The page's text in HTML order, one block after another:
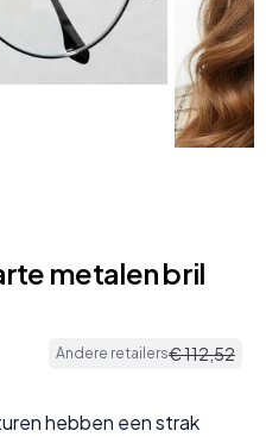
metalen bril
Andere retailers€112,52
hebben een strak